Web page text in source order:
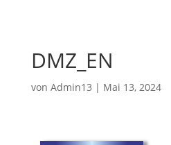
DMZ_EN
von Admin13 | Mai 13, 2024